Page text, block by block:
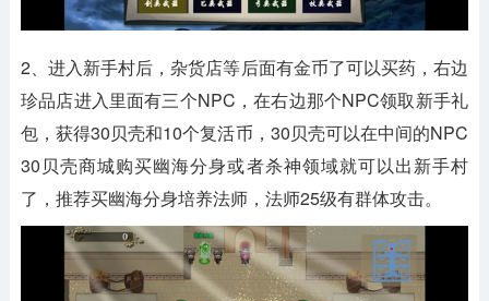
2、进入新手村后，杂货店等后面有金币了可以买药，右边
珍品店进入里面有三个NPC，在右边那个NPC领取新手礼
包，获得30贝壳和10个复活币，30贝壳可以在中间的NPC
30贝壳商城购买幽海分身或者杀神领域就可以出新手村
了，推荐买幽海分身培养法师，法师25级有群体攻击。